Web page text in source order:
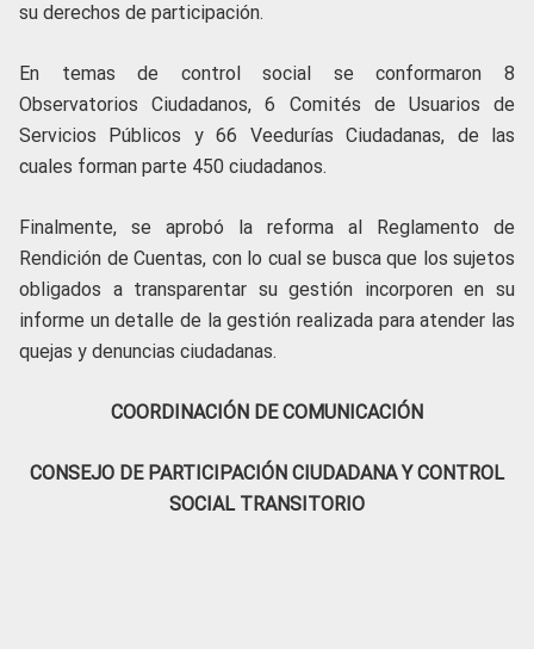
su derechos de participación.
En temas de control social se conformaron 8
Observatorios Ciudadanos, 6 Comités de Usuarios de
Servicios Públicos y 66 Veedurías Ciudadanas, de las
cuales forman parte 450 ciudadanos.
Finalmente, se aprobó la reforma al Reglamento de
Rendición de Cuentas, con lo cual se busca que los sujetos
obligados a transparentar su gestión incorporen en su
informe un detalle de la gestión realizada para atender las
quejas y denuncias ciudadanas.
COORDINACIÓN DE COMUNICACIÓN
CONSEJO DE PARTICIPACIÓN CIUDADANA Y CONTROL
SOCIAL TRANSITORIO